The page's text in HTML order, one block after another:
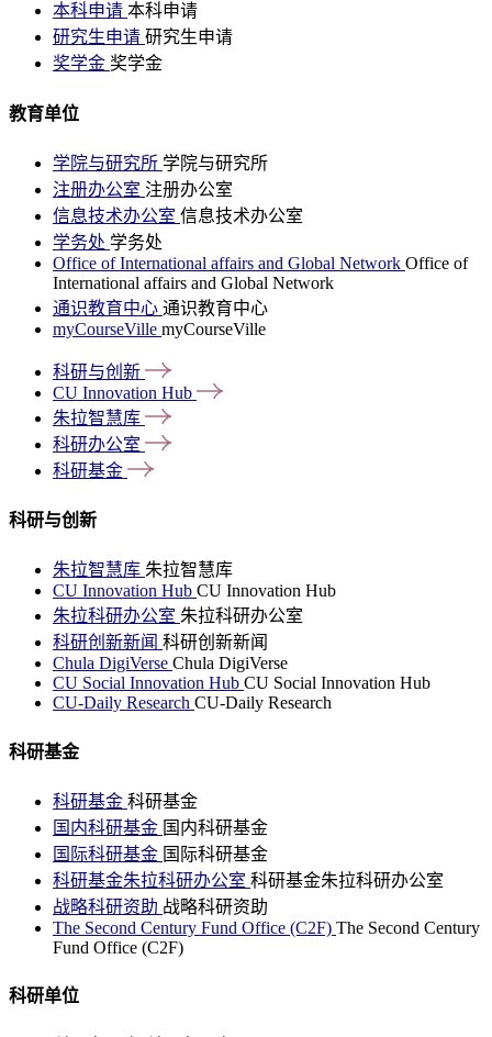
本科申请 本科申请
研究生申请 研究生申请
奖学金 奖学金
教育单位
学院与研究所 学院与研究所
注册办公室 注册办公室
信息技术办公室 信息技术办公室
学务处 学务处
Office of International affairs and Global Network Office of
International affairs and Global Network
通识教育中心 通识教育中心
myCourseVille myCourseVille
科研与创新
CU Innovation Hub
朱拉智慧库
科研办公室
科研基金
科研与创新
朱拉智慧库 朱拉智慧库
CU Innovation Hub CU Innovation Hub
朱拉科研办公室 朱拉科研办公室
科研创新新闻 科研创新新闻
Chula DigiVerse Chula DigiVerse
CU Social Innovation Hub CU Social Innovation Hub
CU-Daily Research CU-Daily Research
科研基金
科研基金 科研基金
国内科研基金 国内科研基金
国际科研基金 国际科研基金
科研基金朱拉科研办公室 科研基金朱拉科研办公室
战略科研资助 战略科研资助
The Second Century Fund Office (C2F) The Second Century
Fund Office (C2F)
科研单位